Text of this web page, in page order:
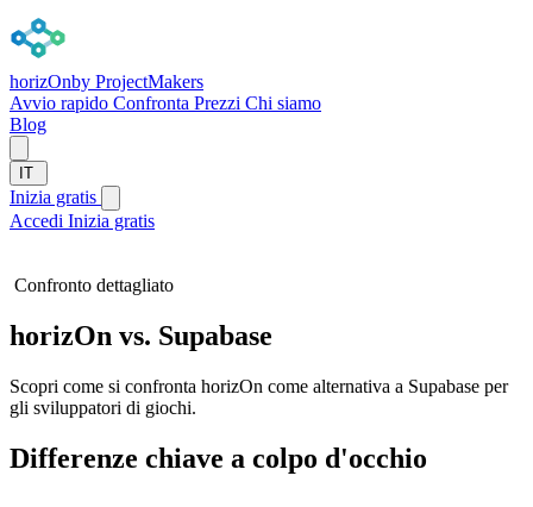
horizOnby ProjectMakers
Avvio rapido Confronta Prezzi Chi siamo
Blog
IT
Inizia gratis
Accedi Inizia gratis
Confronto dettagliato
horizOn vs. Supabase
Scopri come si confronta horizOn come alternativa a Supabase per
gli sviluppatori di giochi.
Differenze chiave a colpo d'occhio